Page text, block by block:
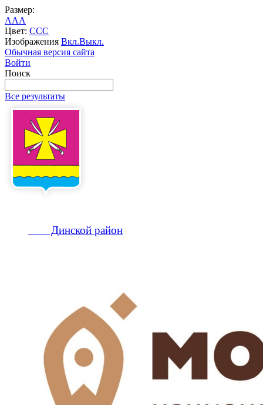
Размер:
AAA
Цвет: CCC
Изображения Вкл.Выкл.
Обычная версия сайта
Войти
Поиск
Все результаты
Динской район